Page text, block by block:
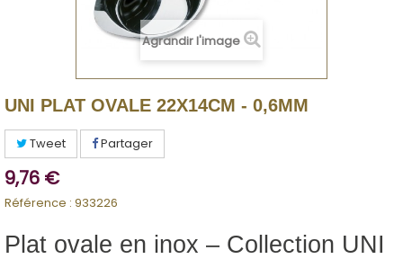
Agrandir l'image
UNI PLAT OVALE 22X14CM - 0,6MM
Tweet Partager
9,76 €
Référence : 933226
Plat ovale en inox – Collection UNI